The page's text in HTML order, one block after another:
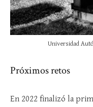
Universidad
Próximos retos
En 2022 finalizó la